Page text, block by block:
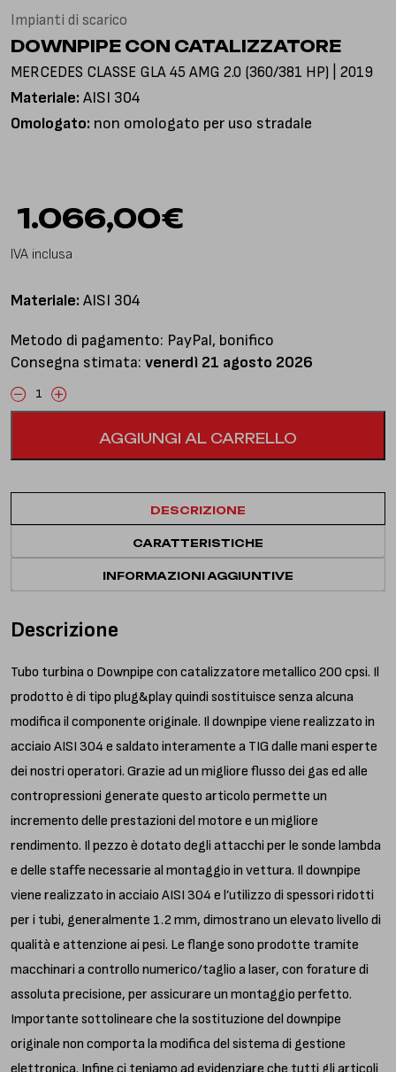
Impianti di scarico
DOWNPIPE CON CATALIZZATORE
MERCEDES CLASSE GLA 45 AMG 2.0 (360/381 HP) | 2019
Materiale: AISI 304
Omologato: non omologato per uso stradale
€
1.066,00
IVA inclusa
Materiale: AISI 304
Metodo di pagamento: PayPal, bonifico
Consegna stimata: venerdì 21 agosto 2026
Downpipe
catalizzatore
quantità
AGGIUNGI AL CARRELLO
DESCRIZIONE
CARATTERISTICHE
INFORMAZIONI AGGIUNTIVE
Descrizione
Tubo turbina o Downpipe con catalizzatore metallico 200 cpsi. Il
prodotto è di tipo plug&play quindi sostituisce senza alcuna
modifica il componente originale. Il downpipe viene realizzato in
acciaio AISI 304 e saldato interamente a TIG dalle mani esperte
dei nostri operatori. Grazie ad un migliore flusso dei gas ed alle
contropressioni generate questo articolo permette un
incremento delle prestazioni del motore e un migliore
rendimento. Il pezzo è dotato degli attacchi per le sonde lambda
e delle staffe necessarie al montaggio in vettura. Il downpipe
viene realizzato in acciaio AISI 304 e l’utilizzo di spessori ridotti
per i tubi, generalmente 1.2 mm, dimostrano un elevato livello di
qualità e attenzione ai pesi. Le flange sono prodotte tramite
macchinari a controllo numerico/taglio a laser, con forature di
assoluta precisione, per assicurare un montaggio perfetto.
Importante sottolineare che la sostituzione del downpipe
originale non comporta la modifica del sistema di gestione